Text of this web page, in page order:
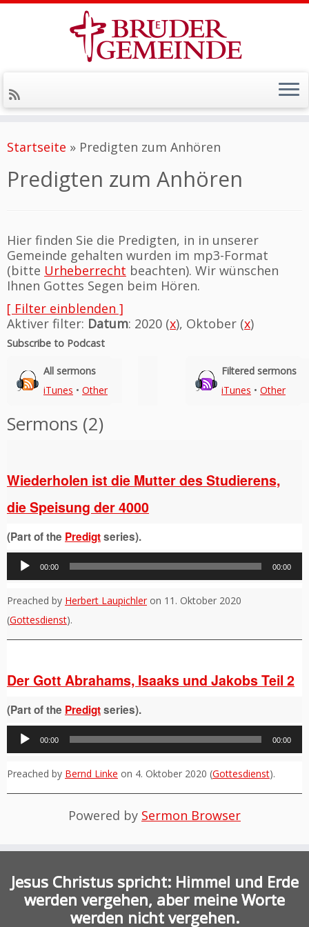
Inhalt
Startseite » Predigten zum Anhören
Predigten zum Anhören
Hier finden Sie die Predigten, in in unserer
Gemeinde gehalten wurden im mp3-Format
(bitte Urheberrecht beachten). Wir wünschen
Ihnen Gottes Segen beim Hören.
[ Filter einblenden ]
Aktiver filter: Datum: 2020 (x), Oktober (x)
Subscribe to Podcast
All sermons
iTunes • Other
Filtered sermons
iTunes • Other
Sermons (2)
Wiederholen ist die Mutter des Studierens,
die Speisung der 4000
(Part of the Predigtseries).
Audio-
Player
00:00 00:00
Preached by Herbert Laupichleron 11. Oktober 2020
(Gottesdienst).
Der Gott Abrahams, Isaaks und Jakobs Teil 2
(Part of the Predigtseries).
Audio-
Player
00:00 00:00
Preached by Bernd Linke on 4. Oktober 2020 (Gottesdienst).
Powered by Sermon Browser
Jesus Christus spricht: Himmel und Erde
werden vergehen, aber meine Worte
werden nicht vergehen.